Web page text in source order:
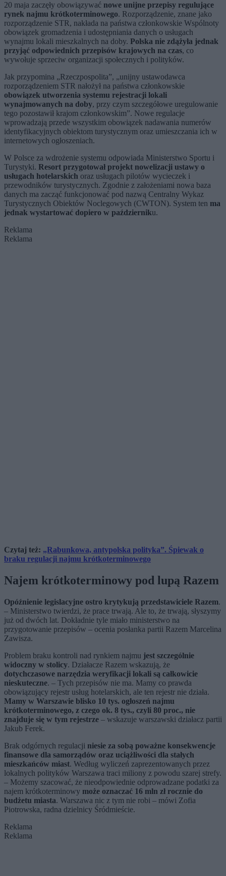
20 maja zaczęły obowiązywać nowe unijne przepisy regulujące
rynek najmu krótkoterminowego. Rozporządzenie, znane jako
rozporządzenie STR, nakłada na państwa członkowskie Wspólnoty
obowiązek gromadzenia i udostępniania danych o usługach
wynajmu lokali mieszkalnych na doby. Polska nie zdążyła jednak
przyjąć odpowiednich przepisów krajowych na czas, co
wywołuje sprzeciw organizacji społecznych i polityków.
Jak przypomina „Rzeczpospolita”, „unijny ustawodawca
rozporządzeniem STR nałożył na państwa członkowskie
obowiązek utworzenia systemu rejestracji lokali
wynajmowanych na doby, przy czym szczegółowe uregulowanie
tego pozostawił krajom członkowskim”. Nowe regulacje
wprowadzają przede wszystkim obowiązek nadawania numerów
identyfikacyjnych obiektom turystycznym oraz umieszczania ich w
internetowych ogłoszeniach.
W Polsce za wdrożenie systemu odpowiada Ministerstwo Sportu i
Turystyki. Resort przygotował projekt nowelizacji ustawy o
usługach hotelarskich oraz usługach pilotów wycieczek i
przewodników turystycznych. Zgodnie z założeniami nowa baza
danych ma zacząć funkcjonować pod nazwą Centralny Wykaz
Turystycznych Obiektów Noclegowych (CWTON). System ten ma
jednak wystartować dopiero w październiku.
Reklama
Reklama
Czytaj też: „Rabunkowa, antypolska polityka”. Śpiewak o
braku regulacji najmu krótkoterminowego
Najem krótkoterminowy pod lupą Razem
Opóźnienie legislacyjne ostro krytykują przedstawiciele Razem.
– Ministerstwo twierdzi, że prace trwają. Ale to, że trwają, słyszymy
już od dwóch lat. Dokładnie tyle miało ministerstwo na
przygotowanie przepisów – ocenia posłanka partii Razem Marcelina
Zawisza.
Problem braku kontroli nad rynkiem najmu jest szczególnie
widoczny w stolicy. Działacze Razem wskazują, że
dotychczasowe narzędzia weryfikacji lokali są całkowicie
nieskuteczne. – Tych przepisów nie ma. Mamy co prawda
obowiązujący rejestr usług hotelarskich, ale ten rejestr nie działa.
Mamy w Warszawie blisko 10 tys. ogłoszeń najmu
krótkoterminowego, z czego ok. 8 tys., czyli 80 proc., nie
znajduje się w tym rejestrze – wskazuje warszawski działacz partii
Jakub Ferek.
Brak odgórnych regulacji niesie za sobą poważne konsekwencje
finansowe dla samorządów oraz uciążliwości dla stałych
mieszkańców miast. Według wyliczeń zaprezentowanych przez
lokalnych polityków Warszawa traci miliony z powodu szarej strefy.
– Możemy szacować, że nieodpowiednie odprowadzane podatki za
najem krótkoterminowy może oznaczać 16 mln zł rocznie do
budżetu miasta. Warszawa nic z tym nie robi – mówi Zofia
Piotrowska, radna dzielnicy Śródmieście.
Reklama
Reklama